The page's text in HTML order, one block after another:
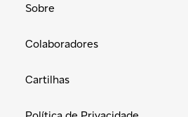
Sobre
Colaboradores
Cartilhas